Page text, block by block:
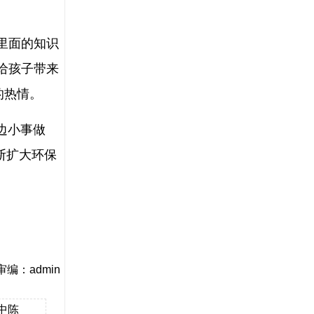
面的知识
孩子带来
情。
小事做
扩大环保
编：admin
陈